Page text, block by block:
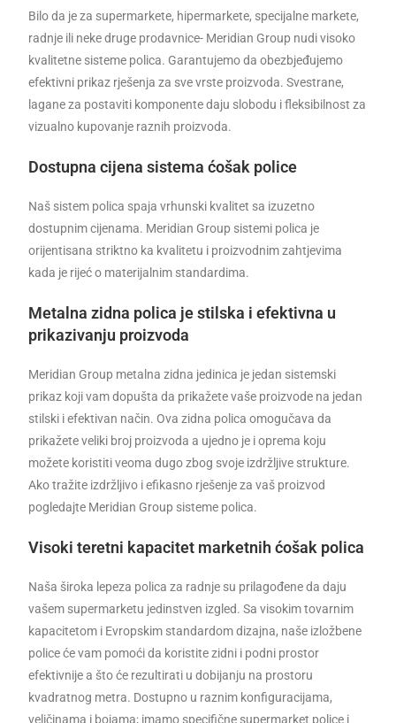
Bilo da je za supermarkete, hipermarkete, specijalne markete,
radnje ili neke druge prodavnice- Meridian Group nudi visoko
kvalitetne sisteme polica. Garantujemo da obezbjeđujemo
efektivni prikaz rješenja za sve vrste proizvoda. Svestrane,
lagane za postaviti komponente daju slobodu i fleksibilnost za
vizualno kupovanje raznih proizvoda.
Dostupna cijena sistema ćošak police
Naš sistem polica spaja vrhunski kvalitet sa izuzetno
dostupnim cijenama. Meridian Group sistemi polica je
orijentisana striktno ka kvalitetu i proizvodnim zahtjevima
kada je rijeć o materijalnim standardima.
Metalna zidna polica je stilska i efektivna u
prikazivanju proizvoda
Meridian Group metalna zidna jedinica je jedan sistemski
prikaz koji vam dopušta da prikažete vaše proizvode na jedan
stilski i efektivan način. Ova zidna polica omogučava da
prikažete veliki broj proizvoda a ujedno je i oprema koju
možete koristiti veoma dugo zbog svoje izdržljive strukture.
Ako tražite izdržljivo i efikasno rješenje za vaš proizvod
pogledajte Meridian Group sisteme polica.
Visoki teretni kapacitet marketnih ćošak polica
Naša široka lepeza polica za radnje su prilagođene da daju
vašem supermarketu jedinstven izgled. Sa visokim tovarnim
kapacitetom i Evropskim standardom dizajna, naše izložbene
police će vam pomoći da koristite zidni i podni prostor
efektivnije a što će rezultirati u dobijanju na prostoru
kvadratnog metra. Dostupno u raznim konfiguracijama,
veličinama i bojama; imamo specifične supermarket police i